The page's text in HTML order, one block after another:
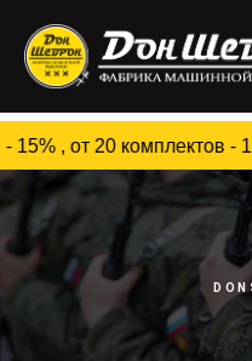
комплектов - 18 %,